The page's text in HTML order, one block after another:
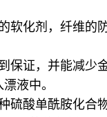
化剂，纤维的
证，并能减少
液中。
酸单酰胺化合